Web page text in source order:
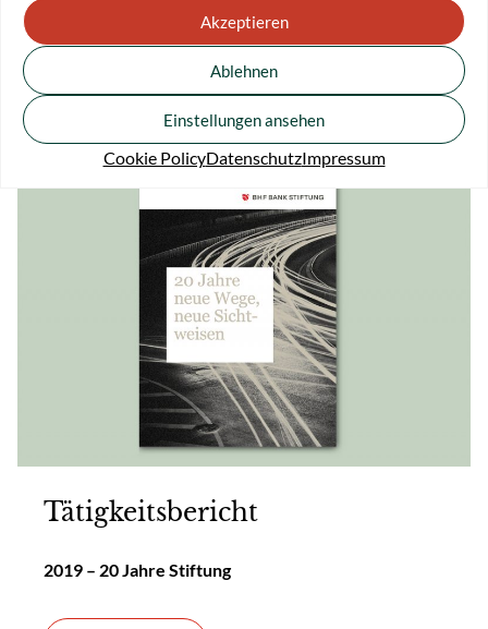
Akzeptieren
Ablehnen
Einstellungen ansehen
Cookie PolicyDatenschutzImpressum
2020
Download
Tätigkeitsbericht
2019 – 20 Jahre Stiftung